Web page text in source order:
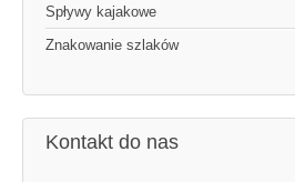
Spływy kajakowe
Znakowanie szlaków
Kontakt do nas